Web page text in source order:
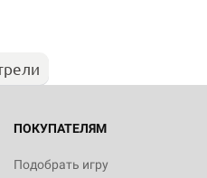
ПОКУПАТЕЛЯМ
Подобрать игру